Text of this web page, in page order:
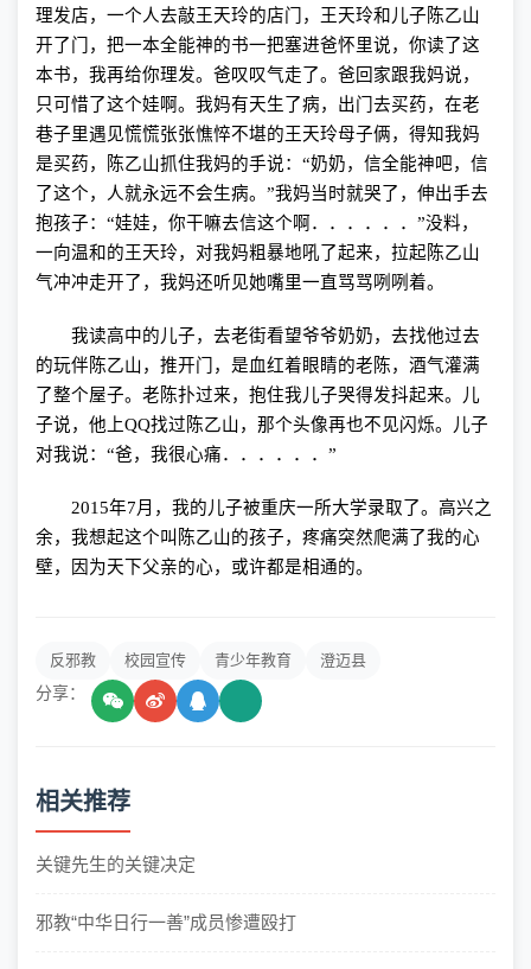
理发店，一个人去敲王天玲的店门，王天玲和儿子陈乙山
开了门，把一本全能神的书一把塞进爸怀里说，你读了这
本书，我再给你理发。爸叹叹气走了。爸回家跟我妈说，
只可惜了这个娃啊。我妈有天生了病，出门去买药，在老
巷子里遇见慌慌张张憔悴不堪的王天玲母子俩，得知我妈
是买药，陈乙山抓住我妈的手说：“奶奶，信全能神吧，信
了这个，人就永远不会生病。”我妈当时就哭了，伸出手去
抱孩子：“娃娃，你干嘛去信这个啊．．．．．．”没料，
一向温和的王天玲，对我妈粗暴地吼了起来，拉起陈乙山
气冲冲走开了，我妈还听见她嘴里一直骂骂咧咧着。
我读高中的儿子，去老街看望爷爷奶奶，去找他过去
的玩伴陈乙山，推开门，是血红着眼睛的老陈，酒气灌满
了整个屋子。老陈扑过来，抱住我儿子哭得发抖起来。儿
子说，他上QQ找过陈乙山，那个头像再也不见闪烁。儿子
对我说：“爸，我很心痛．．．．．．”
2015年7月，我的儿子被重庆一所大学录取了。高兴之
余，我想起这个叫陈乙山的孩子，疼痛突然爬满了我的心
壁，因为天下父亲的心，或许都是相通的。
反邪教 校园宣传 青少年教育 澄迈县
分享：
相关推荐
关键先生的关键决定
邪教“中华日行一善”成员惨遭殴打